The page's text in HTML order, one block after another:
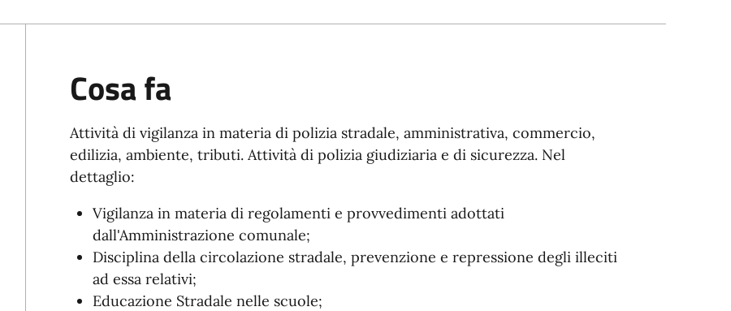
Cosa fa
Attività di vigilanza in materia di polizia stradale, amministrativa, commercio,
edilizia, ambiente, tributi. Attività di polizia giudiziaria e di sicurezza. Nel
dettaglio:
Vigilanza in materia di regolamenti e provvedimenti adottati
dall'Amministrazione comunale;
Disciplina della circolazione stradale, prevenzione e repressione degli illeciti
ad essa relativi;
Educazione Stradale nelle scuole;